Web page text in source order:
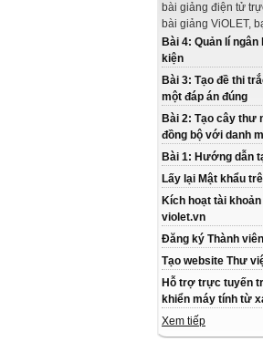
bài giảng điện tử
bài giảng ViOLET,
Bài 4: Quản lí
kiện
Bài 3: Tạo đề thi
một đáp án đúng
Bài 2: Tạo cây thư
đồng bộ với danh
Bài 1: Hướng dẫn
Lấy lại Mật khẩu
Kích hoạt tài
violet.vn
Đăng ký Thành
Tạo website Thư
Hỗ trợ trực tuyến
khiển máy tính từ
Xem tiếp